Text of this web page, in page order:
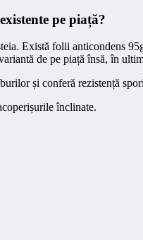
pe piață?
Există folii anticondens
de pe piață însă, în
și conferă rezistență
înclinate.